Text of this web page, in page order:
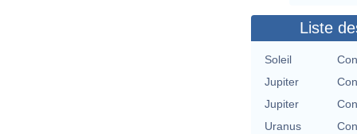
Liste
Soleil
Jupiter
Jupiter
Uranus